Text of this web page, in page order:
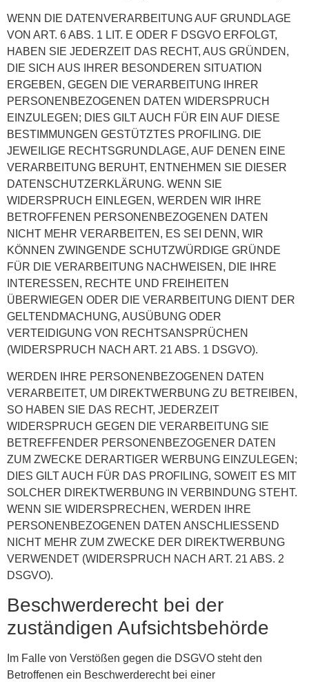
WENN DIE DATENVERARBEITUNG AUF GRUNDLAGE
VON ART. 6 ABS. 1 LIT. E ODER F DSGVO ERFOLGT,
HABEN SIE JEDERZEIT DAS RECHT, AUS GRÜNDEN,
DIE SICH AUS IHRER BESONDEREN SITUATION
ERGEBEN, GEGEN DIE VERARBEITUNG IHRER
PERSONENBEZOGENEN DATEN WIDERSPRUCH
EINZULEGEN; DIES GILT AUCH FÜR EIN AUF DIESE
BESTIMMUNGEN GESTÜTZTES PROFILING. DIE
JEWEILIGE RECHTSGRUNDLAGE, AUF DENEN EINE
VERARBEITUNG BERUHT, ENTNEHMEN SIE DIESER
DATENSCHUTZERKLÄRUNG. WENN SIE
WIDERSPRUCH EINLEGEN, WERDEN WIR IHRE
BETROFFENEN PERSONENBEZOGENEN DATEN
NICHT MEHR VERARBEITEN, ES SEI DENN, WIR
KÖNNEN ZWINGENDE SCHUTZWÜRDIGE GRÜNDE
FÜR DIE VERARBEITUNG NACHWEISEN, DIE IHRE
INTERESSEN, RECHTE UND FREIHEITEN
ÜBERWIEGEN ODER DIE VERARBEITUNG DIENT DER
GELTENDMACHUNG, AUSÜBUNG ODER
VERTEIDIGUNG VON RECHTSANSPRÜCHEN
(WIDERSPRUCH NACH ART. 21 ABS. 1 DSGVO).
WERDEN IHRE PERSONENBEZOGENEN DATEN
VERARBEITET, UM DIREKTWERBUNG ZU BETREIBEN,
SO HABEN SIE DAS RECHT, JEDERZEIT
WIDERSPRUCH GEGEN DIE VERARBEITUNG SIE
BETREFFENDER PERSONENBEZOGENER DATEN
ZUM ZWECKE DERARTIGER WERBUNG EINZULEGEN;
DIES GILT AUCH FÜR DAS PROFILING, SOWEIT ES MIT
SOLCHER DIREKTWERBUNG IN VERBINDUNG STEHT.
WENN SIE WIDERSPRECHEN, WERDEN IHRE
PERSONENBEZOGENEN DATEN ANSCHLIESSEND
NICHT MEHR ZUM ZWECKE DER DIREKTWERBUNG
VERWENDET (WIDERSPRUCH NACH ART. 21 ABS. 2
DSGVO).
Beschwerde­recht bei der
zuständigen Aufsichts­behörde
Im Falle von Verstößen gegen die DSGVO steht den
Betroffenen ein Beschwerderecht bei einer